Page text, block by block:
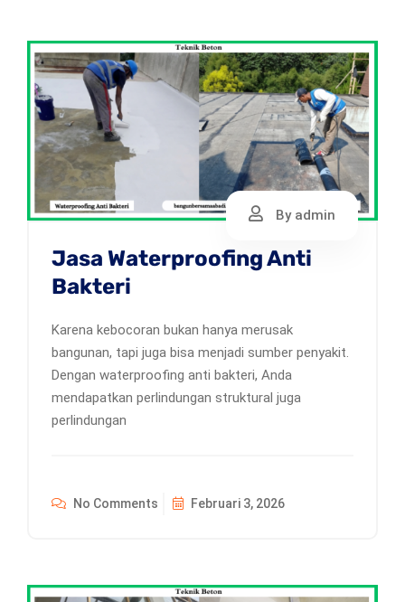
By admin
Jasa Waterproofing Anti
Bakteri
Karena kebocoran bukan hanya merusak
bangunan, tapi juga bisa menjadi sumber penyakit.
Dengan waterproofing anti bakteri, Anda
mendapatkan perlindungan struktural juga
perlindungan
No Comments Februari 3, 2026